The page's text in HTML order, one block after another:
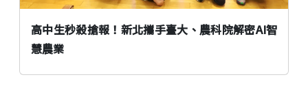
高中生秒殺搶報！新北攜手臺大、農科院解密AI智
慧農業